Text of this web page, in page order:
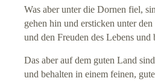
Was aber unter die Dornen fiel,
gehen hin und ersticken unter
und den Freuden des Lebens
Das aber auf dem guten Land
und behalten in einem feinen,